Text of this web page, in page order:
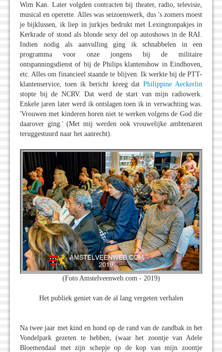
Wim Kan. Later volgden contracten bij theater, radio, televisie,
musical en operette. Alles was seizoenswerk, dus 's zomers moest
je bijklussen, ik liep in jurkjes bedrukt met Lexingtonpakjes in
Kerkrade of stond als blonde sexy del op autoshows in de RAI.
Indien nodig als aanvulling ging ik schnabbelen in een
programma voor onze jongens bij de militaire
ontspanningsdienst of bij de Philips klantenshow in Eindhoven,
etc. Alles om financieel staande te blijven. Ik werkte bij de PTT-
klantenservice, toen ik bericht kreeg dat Philippine Aeckerlin
stopte bij de NCRV. Dat werd de start van mijn radiowerk.
Enkele jaren later werd ik ontslagen toen ik in verwachting was.
'Vrouwen met kinderen horen niet te werken volgens de God die
daarover ging.' (Met mij werden ook vrouwelijke ambtenaren
teruggestuurd naar het aanrecht).
(Foto Amstelveenweb.com - 2019)
Het publiek geniet van de al lang vergeten verhalen
Na twee jaar met kind en hond op de rand van de zandbak in het
Vondelpark gezeten te hebben, (waar het zoontje van Adele
Bloemendaal met zijn schepje op de kop van mijn zoontje